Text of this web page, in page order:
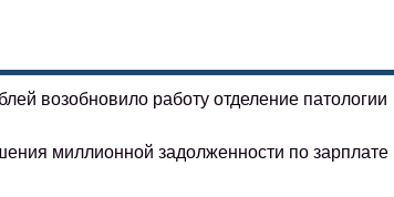
возобновило работу отделение патологии
миллионной задолженности по зарплате